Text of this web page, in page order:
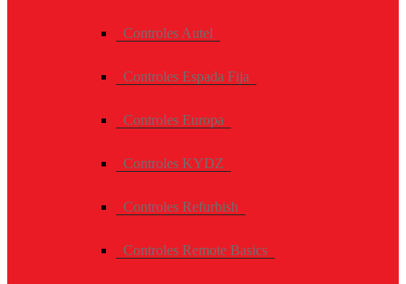
Controles Autel
Controles Espada Fija
Controles Europa
Controles KYDZ
Controles Refurbish
Controles Remote Basics